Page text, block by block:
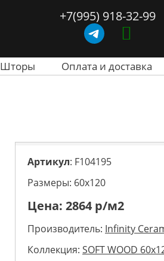
+7(995) 918-32-99
Шторы Оплата и доставка
Артикул: F104195
Размеры: 60х120
Цена: 2864 р/м2
Производитель: Infinity
Коллекция: SOFT WOOD